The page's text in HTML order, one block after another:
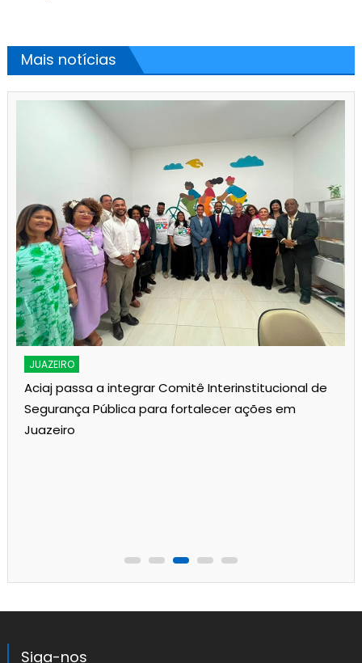
Mais notícias
JUAZEIRO
Aciaj passa a integrar Comitê Interinstitucional de
Segurança Pública para fortalecer ações em
Juazeiro
Siga-nos